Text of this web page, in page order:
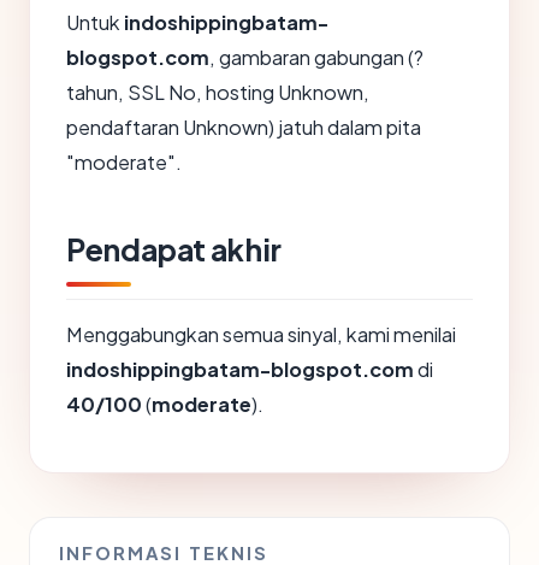
Untuk indoshippingbatam-
blogspot.com, gambaran gabungan (?
tahun, SSL No, hosting Unknown,
pendaftaran Unknown) jatuh dalam pita
"moderate".
Pendapat akhir
Menggabungkan semua sinyal, kami menilai
indoshippingbatam-blogspot.comdi
40/100(moderate).
INFORMASI TEKNIS